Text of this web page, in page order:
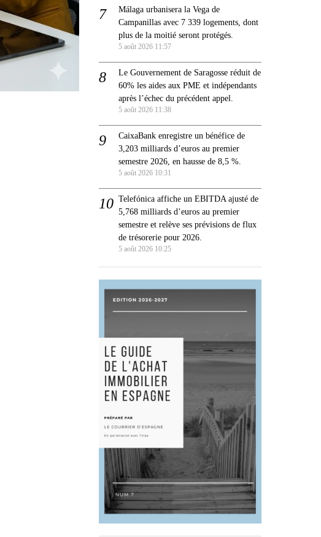
Málaga urbanisera la Vega de
Campanillas avec 7 339 logements, dont
plus de la moitié seront protégés.
5 août 2026 11:57
Le Gouvernement de Saragosse réduit de
60% les aides aux PME et indépendants
après l’échec du précédent appel.
5 août 2026 11:38
CaixaBank enregistre un bénéfice de
3,203 milliards d’euros au premier
semestre 2026, en hausse de 8,5 %.
5 août 2026 10:31
Telefónica affiche un EBITDA ajusté de
5,768 milliards d’euros au premier
semestre et relève ses prévisions de flux
de trésorerie pour 2026.
5 août 2026 10:25